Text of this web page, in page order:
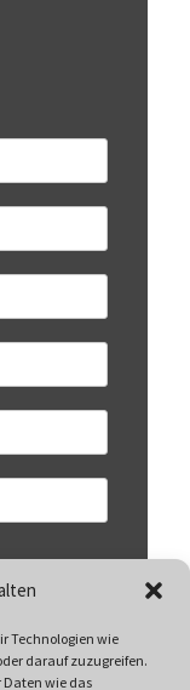
Technologien wie
darauf zuzugreifen.
wie das